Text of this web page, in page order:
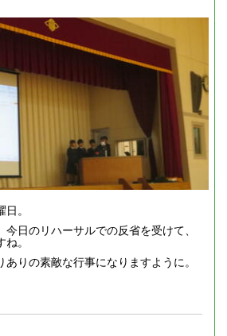
。
日のリハーサルでの反省を受けて、
。
りの素敵な行事になりますように。